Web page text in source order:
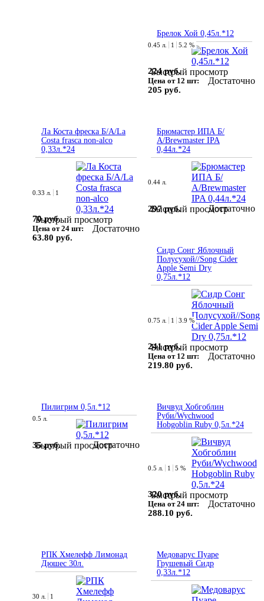
Брелок Хой 0,45л.*12
Быстрый просмотр
0.45 л. 1 5.2 %
224 руб.
Цена от 12 шт:
205 руб.
Достаточно
Ла Коста фреска Б/А/La
Costa frasca non-alco
0,33л.*24
Быстрый просмотр
0.33 л. 1
70 руб.
Цена от 24 шт:
63.80 руб.
Достаточно
Брюмастер ИПА Б/
А/Brewmaster IPA
0,44л.*24
Быстрый просмотр
0.44 л.
297 руб. Достаточно
Сидр Сонг Яблочный
Полусухой//Song Cider
Apple Semi Dry
0,75л.*12
Быстрый просмотр
0.75 л. 1 3.9 %
241 руб.
Цена от 12 шт:
219.80 руб.
Достаточно
Пилигрим 0,5л.*12
Быстрый просмотр
0.5 л.
35 руб. Достаточно
Вичвуд Хобгоблин
Руби/Wychwood
Hobgoblin Ruby 0,5л.*24
Быстрый просмотр
0.5 л. 1 5 %
320 руб.
Цена от 24 шт:
288.10 руб.
Достаточно
РПК Хмелефф Лимонад
Дюшес 30л.
30 л. 1
Медоварус Пуаре
Грушевый Сидр
0,33л.*12